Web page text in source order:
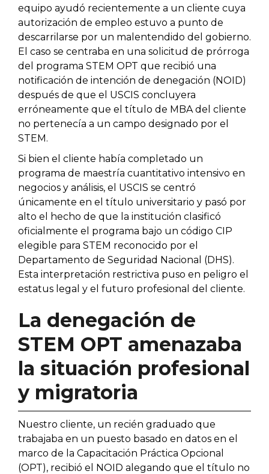
equipo ayudó recientemente a un cliente cuya
autorización de empleo estuvo a punto de
descarrilarse por un malentendido del gobierno.
El caso se centraba en una solicitud de prórroga
del programa STEM OPT que recibió una
notificación de intención de denegación (NOID)
después de que el USCIS concluyera
erróneamente que el título de MBA del cliente
no pertenecía a un campo designado por el
STEM.
Si bien el cliente había completado un
programa de maestría cuantitativo intensivo en
negocios y análisis, el USCIS se centró
únicamente en el título universitario y pasó por
alto el hecho de que la institución clasificó
oficialmente el programa bajo un código CIP
elegible para STEM reconocido por el
Departamento de Seguridad Nacional (DHS).
Esta interpretación restrictiva puso en peligro el
estatus legal y el futuro profesional del cliente.
La denegación de
STEM OPT amenazaba
la situación profesional
y migratoria
Nuestro cliente, un recién graduado que
trabajaba en un puesto basado en datos en el
marco de la Capacitación Práctica Opcional
(OPT), recibió el NOID alegando que el título no